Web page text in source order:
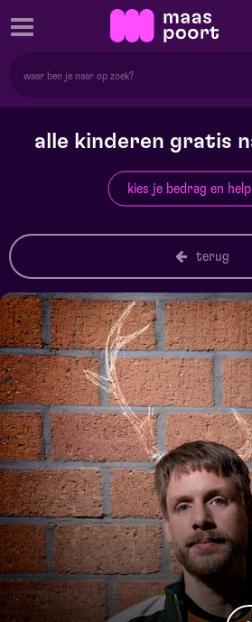
alle kinderen gratis
kies je bedrag en
terug